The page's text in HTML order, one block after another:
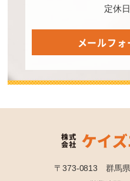
定休
メールフ
〒373-0813 群馬